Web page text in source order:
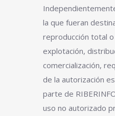
la que fueran
reproducción total o
explotación,
comercialización,
de la autorización
parte de
uso no autorizado